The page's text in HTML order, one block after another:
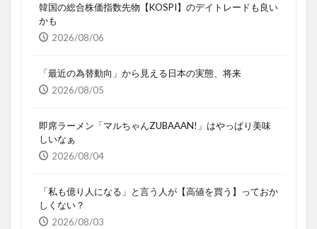
韓国の総合株価指数先物【KOSPI】のデイトレードも良い
かも
2026/08/06
「最近の為替動向」から見える日本の実態、将来
2026/08/05
即席ラーメン「マルちゃんZUBAAAN!」はやっぱり美味
しいなぁ
2026/08/04
「私も億り人になる」と言う人が【高値を買う】っておか
しくない？
2026/08/03